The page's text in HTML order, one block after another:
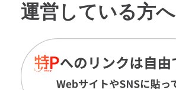
運営している方へ